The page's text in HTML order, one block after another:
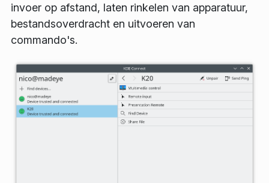
invoer op afstand, laten rinkelen van apparatuur,
bestandsoverdracht en uitvoeren van
commando's.